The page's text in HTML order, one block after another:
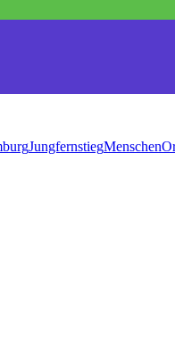
JungfernstiegMenschen